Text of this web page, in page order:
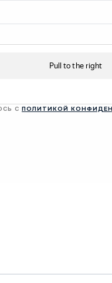
С ПОЛИТИКОЙ